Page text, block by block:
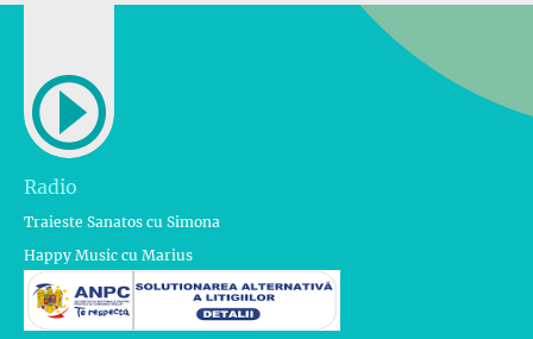
Radio
Traieste Sanatos cu Simona
Happy Music cu Marius